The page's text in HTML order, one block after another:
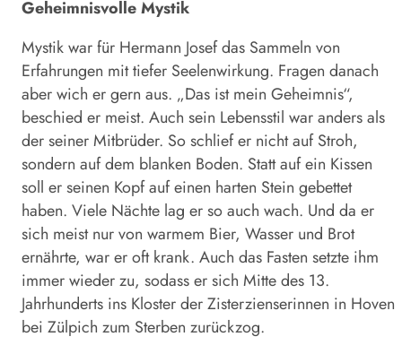
Geheimnisvolle Mystik
Mystik war für Hermann Josef das Sammeln von
Erfahrungen mit tiefer Seelenwirkung. Fragen danach
aber wich er gern aus. „Das ist mein Geheimnis“,
beschied er meist. Auch sein Lebensstil war anders als
der seiner Mitbrüder. So schlief er nicht auf Stroh,
sondern auf dem blanken Boden. Statt auf ein Kissen
soll er seinen Kopf auf einen harten Stein gebettet
haben. Viele Nächte lag er so auch wach. Und da er
sich meist nur von warmem Bier, Wasser und Brot
ernährte, war er oft krank. Auch das Fasten setzte ihm
immer wieder zu, sodass er sich Mitte des 13.
Jahrhunderts ins Kloster der Zisterzienserinnen in Hoven
bei Zülpich zum Sterben zurückzog.